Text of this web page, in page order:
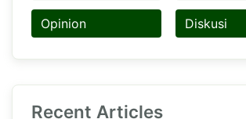
Opinion Diskusi
Recent Articles